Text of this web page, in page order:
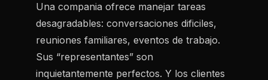
Una compania ofrece manejar tareas
desagradables: conversaciones dificiles,
reuniones familiares, eventos de trabajo.
Sus “representantes” son
inquietantemente perfectos. Y los clientes